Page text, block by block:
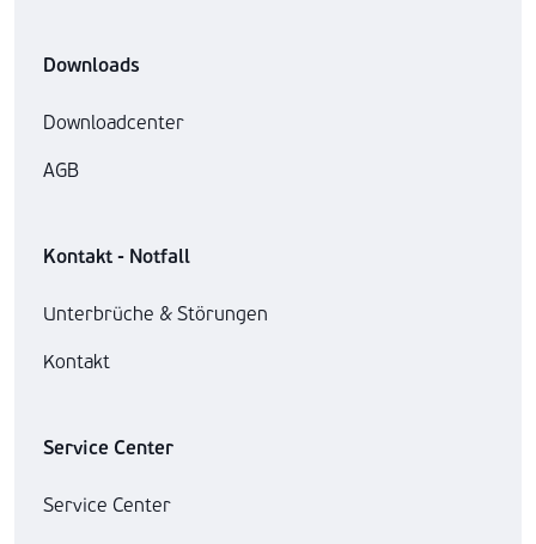
Downloads
Downloadcenter
AGB
Kontakt - Notfall
Unterbrüche & Störungen
Kontakt
Service Center
Service Center